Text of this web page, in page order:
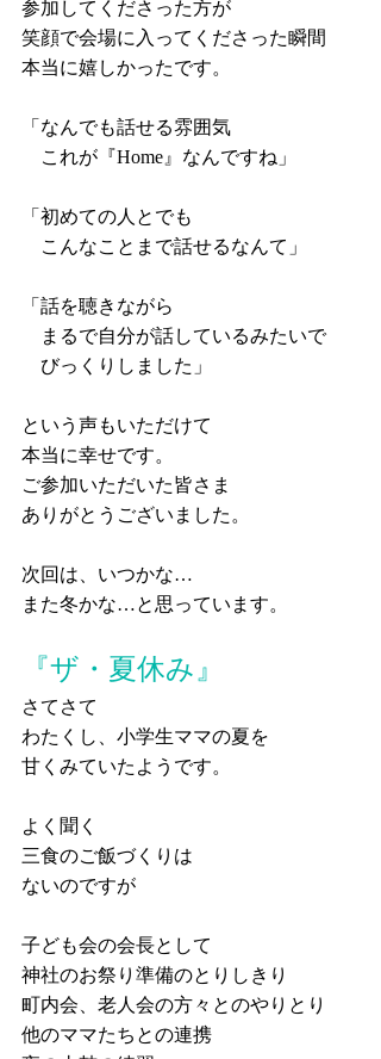
参加してくださった方が
笑顔で会場に入ってくださった瞬間
本当に嬉しかったです。
「なんでも話せる雰囲気
これが『Home』なんですね」
「初めての人とでも
こんなことまで話せるなんて」
「話を聴きながら
まるで自分が話しているみたいで
びっくりしました」
という声もいただけて
本当に幸せです。
ご参加いただいた皆さま
ありがとうございました。
次回は、いつかな…
また冬かな…と思っています。
『ザ・夏休み』
さてさて
わたくし、小学生ママの夏を
甘くみていたようです。
よく聞く
三食のご飯づくりは
ないのですが
子ども会の会長として
神社のお祭り準備のとりしきり
町内会、老人会の方々とのやりとり
他のママたちとの連携